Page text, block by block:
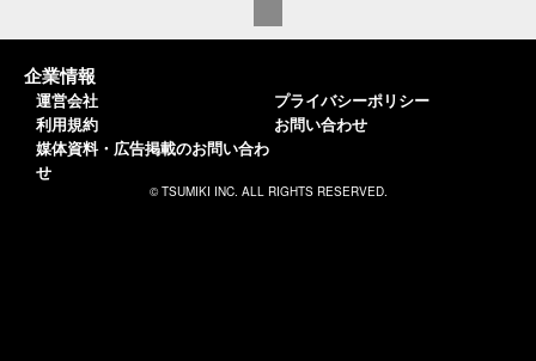
企業情報
運営会社
利用規約
媒体資料・広告掲載のお問い合わ
せ
プライバシーポリシー
お問い合わせ
© TSUMIKI INC. ALL RIGHTS RESERVED.